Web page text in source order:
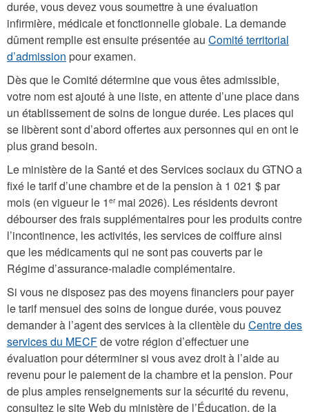
durée, vous devez vous soumettre à une évaluation
infirmière, médicale et fonctionnelle globale. La demande
dûment remplie est ensuite présentée au Comité territorial
d’admission pour examen.
Dès que le Comité détermine que vous êtes admissible,
votre nom est ajouté à une liste, en attente d’une place dans
un établissement de soins de longue durée. Les places qui
se libèrent sont d’abord offertes aux personnes qui en ont le
plus grand besoin.
Le ministère de la Santé et des Services sociaux du GTNO a
fixé le tarif d’une chambre et de la pension à 1 021 $ par
mois (en vigueur le 1 ermai 2026). Les résidents devront
débourser des frais supplémentaires pour les produits contre
l’incontinence, les activités, les services de coiffure ainsi
que les médicaments qui ne sont pas couverts par le
Régime d’assurance-maladie complémentaire.
Si vous ne disposez pas des moyens financiers pour payer
le tarif mensuel des soins de longue durée, vous pouvez
demander à l’agent des services à la clientèle du Centre des
services du MECFde votre région d’effectuer une
évaluation pour déterminer si vous avez droit à l’aide au
revenu pour le paiement de la chambre et la pension. Pour
de plus amples renseignements sur la sécurité du revenu,
consultez le site Web du ministère de l’Éducation, de la